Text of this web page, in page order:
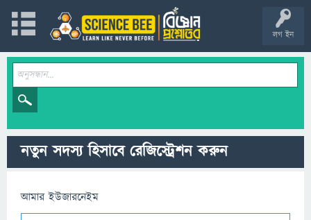
লগ ইন
নতুন সদস্য হিসাবে রেজিস্ট্রেশন করুন
আমার ইউজারনেইম